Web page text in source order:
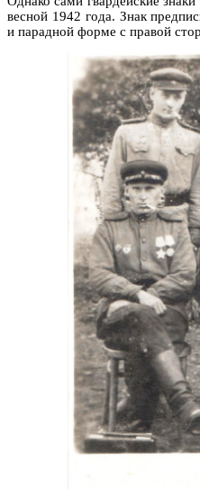
весной 1942 года. Знак
и парадной форме с правой